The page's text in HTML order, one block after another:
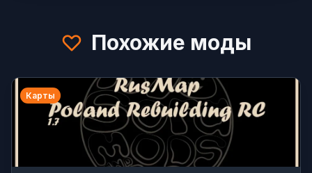
Похожие моды
Карты